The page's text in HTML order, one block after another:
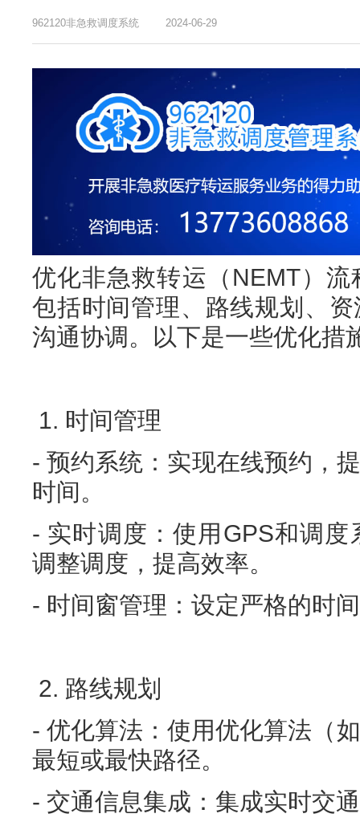
962120非急救调度系统 2024-06-29
优化非急救转运（NEMT）
包括时间管理、路线规划、
沟通协调。以下是一些优化措
1. 时间管理
- 预约系统：实现在线预约，
时间。
- 实时调度：使用GPS和调
调整调度，提高效率。
- 时间窗管理：设定严格的时
2. 路线规划
- 优化算法：使用优化算法（
最短或最快路径。
- 交通信息集成：集成实时交